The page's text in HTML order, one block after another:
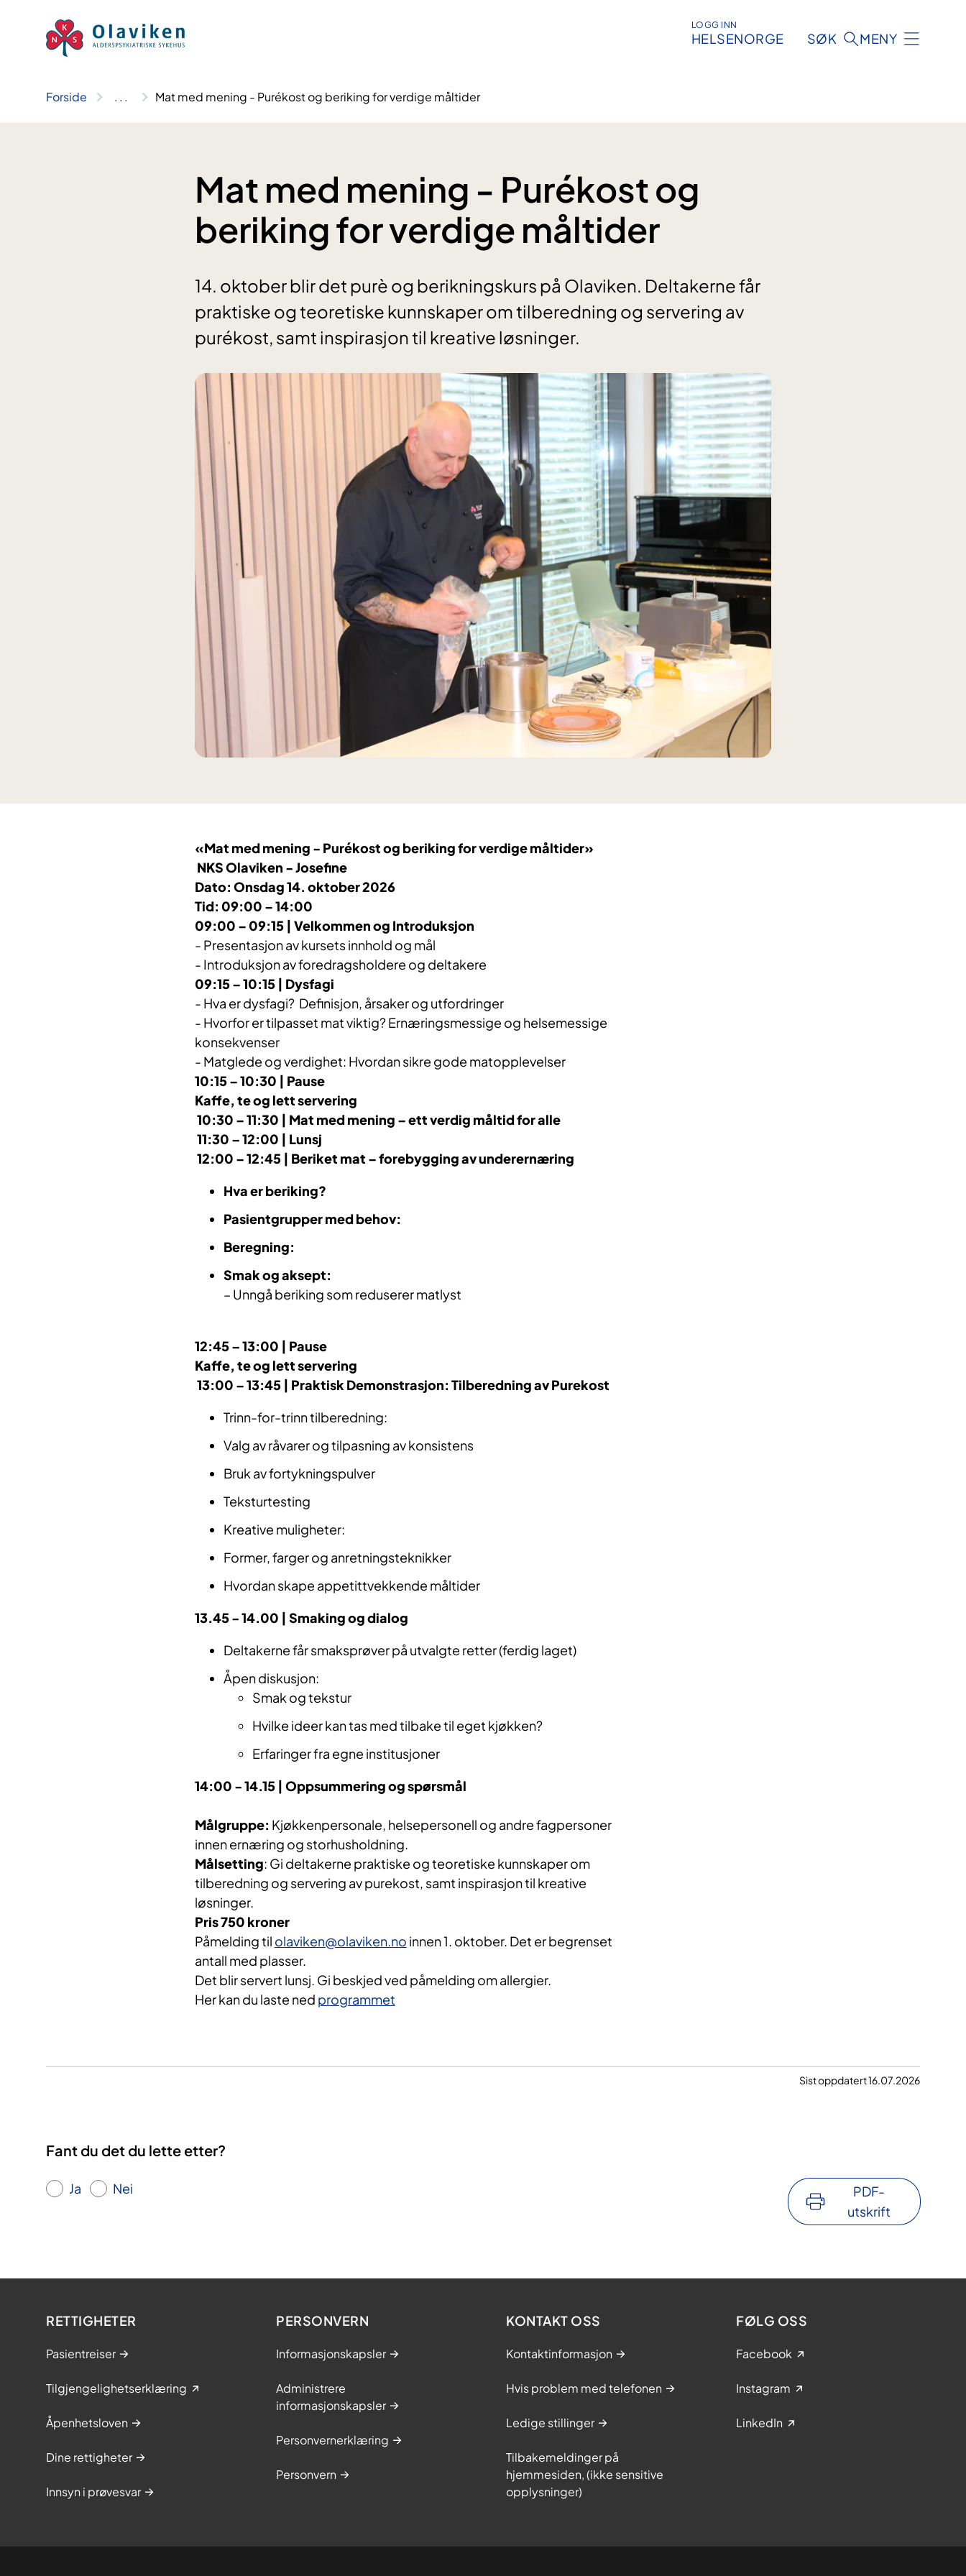
LOGG INN
HELSENORGE SØK MENY
Forside .. . Mat med mening - Purékost og beriking for verdige måltider
Mat med mening - Purékost og
beriking for verdige måltider
14. oktober blir det purè og berikningskurs på Olaviken. Deltakerne får
praktiske og teoretiske kunnskaper om tilberedning og servering av
purékost, samt inspirasjon til kreative løsninger.
«Mat med mening - Purékost og beriking for verdige måltider»
NKS Olaviken - Josefine
Dato: Onsdag 14. oktober 2026
Tid: 09:00 – 14:00
09:00 – 09:15 | Velkommen og Introduksjon
- Presentasjon av kursets innhold og mål
- Introduksjon av foredragsholdere og deltakere
09:15 – 10:15 | Dysfagi
- Hva er dysfagi? Definisjon, årsaker og utfordringer
- Hvorfor er tilpasset mat viktig? Ernæringsmessige og helsemessige
konsekvenser
- Matglede og verdighet: Hvordan sikre gode matopplevelser
10:15 – 10:30 | Pause
Kaffe, te og lett servering
10:30 – 11:30 | Mat med mening – ett verdig måltid for alle
11:30 – 12:00 | Lunsj
12:00 – 12:45 | Beriket mat – forebygging av underernæring
Hva er beriking?
Pasientgrupper med behov:
Beregning:
Smak og aksept:
– Unngå beriking som reduserer matlyst
12:45 – 13:00 | Pause
Kaffe, te og lett servering
13:00 – 13:45 | Praktisk Demonstrasjon: Tilberedning avPurekost
Trinn-for-trinn tilberedning:
Valg av råvarer og tilpasning av konsistens
Bruk av fortykningspulver
Teksturtesting
Kreative muligheter:
Former, farger og anretningsteknikker
Hvordan skape appetittvekkende måltider
13.45 - 14.00 | Smaking og dialog
Deltakerne får smaksprøver på utvalgte retter (ferdig laget)
Åpen diskusjon:
Smak og tekstur
Hvilke ideer kan tas med tilbake til eget kjøkken?
Erfaringer fra egne institusjoner
14:00 - 14.15 | Oppsummering og spørsmål
Målgruppe: Kjøkkenpersonale, helsepersonell og andre fagpersoner
innen ernæring og storhusholdning.
Målsetting: Gi deltakerne praktiske og teoretiske kunnskaper om
tilberedning og servering av purekost, samt inspirasjon til kreative
løsninger.
Pris 750 kroner
Påmelding til olaviken@olaviken.no innen 1. oktober. Det er begrenset
antall med plasser.
Det blir servert lunsj. Gi beskjed ved påmelding om allergier.
Her kan du laste ned programmet
Sist oppdatert 16.07.2026
Fant du det du lette etter?
Ja Nei
PDF-
utskrift
RETTIGHETER
Pasientreiser
Tilgjengelighetserklæring
Åpenhetsloven
Dine rettigheter
Innsyn i prøvesvar
PERSONVERN
Informasjonskapsler
Administrere
informasjonskapsler
Personvernerklæring
Personvern
KONTAKT OSS
Kontaktinformasjon
Hvis problem med telefonen
Ledige stillinger
Tilbakemeldinger på
hjemmesiden, (ikke sensitive
opplysninger)
FØLG OSS
Facebook
Instagram
LinkedIn